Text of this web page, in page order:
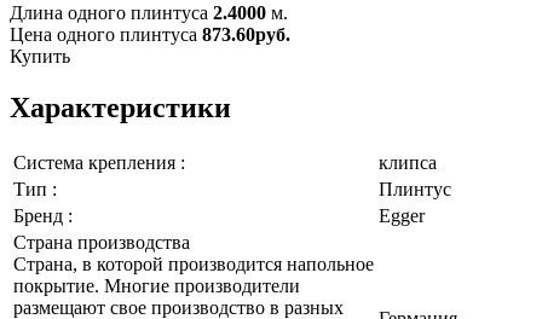
Длина одного плинтуса 2.4000 м.
Цена одного плинтуса 873.60руб.
Купить
Характеристики
Система крепления :
клипса
Тип :
Плинтус
Бренд :
Egger
Страна производства
Страна, в которой производится напольное
покрытие. Многие производители
размещают свое производство в разных